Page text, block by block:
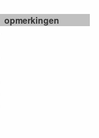
opmerkingen